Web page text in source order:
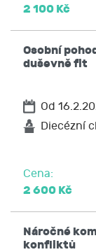
osobní
a tyto
údajů
na
2 100 Kč
Osobní
duševně fit
Od
Diecézní
Cena:
2 600 Kč
Náročné
konfliktů